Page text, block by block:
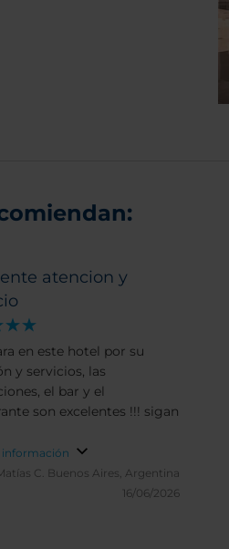
atencion y
en este hotel por su
y servicios, las
el bar y el
son excelentes !!! sigan
información
C. Buenos Aires, Argentina
16/06/2026